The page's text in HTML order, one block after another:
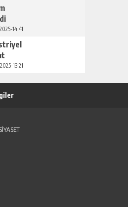
SEÇIM İLIŞKISI
14:41
13:21
SİYASET